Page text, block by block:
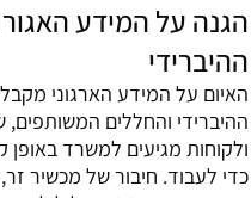
הגנה על המידע
ההיברידי
האיום על המידע הארגוני
ההיברידי והחללים המשותפים,
ולקוחות מגיעים למשרד
כדי לעבוד. חיבור של מכשיר